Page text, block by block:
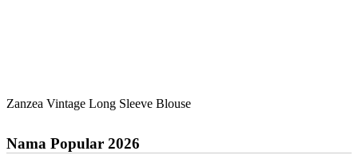
Zanzea Vintage Long Sleeve Blouse
Nama Popular 2026